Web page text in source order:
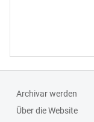
Archivar werden
Über die Website